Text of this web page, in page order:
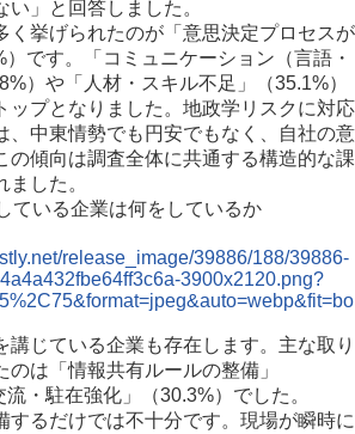
」と回答しました。
く挙げられたのが「意思決定プロセスが
です。「コミュニケーション（言語・
）や「人材・スキル不足」（35.1%）
ップとなりました。地政学リスクに対応
、中東情勢でも円安でもなく、自社の意
の傾向は調査全体に共通する構造的な課
した。
ている企業は何をしているか
release_image/39886/188/39886-
3900x2120.png?
講じている企業も存在します。主な取り
は「情報共有ルールの整備」
流・駐在強化」（30.3%）でした。
するだけでは不十分です。現場が瞬時に